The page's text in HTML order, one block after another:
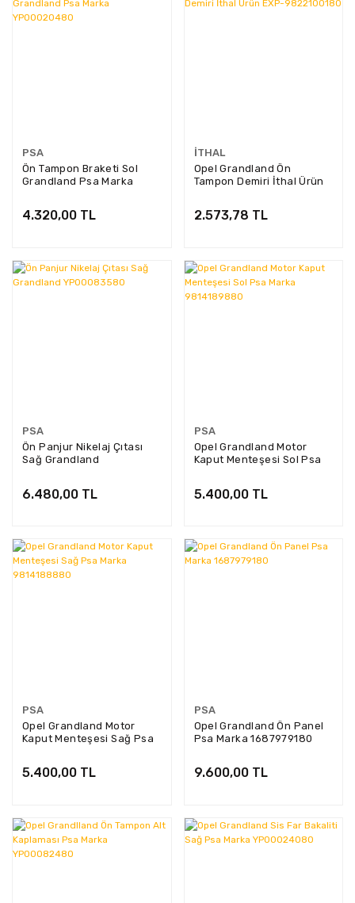
PSA
Ön Tampon Braketi Sol
Grandland Psa Marka
4.320,00 TL
İTHAL
Opel Grandland Ön
Tampon Demiri İthal Ürün
2.573,78 TL
PSA
Ön Panjur Nikelaj Çıtası
Sağ Grandland
6.480,00 TL
PSA
Opel Grandland Motor
Kaput Menteşesi Sol Psa
5.400,00 TL
PSA
Opel Grandland Motor
Kaput Menteşesi Sağ Psa
5.400,00 TL
PSA
Opel Grandland Ön Panel
Psa Marka 1687979180
9.600,00 TL